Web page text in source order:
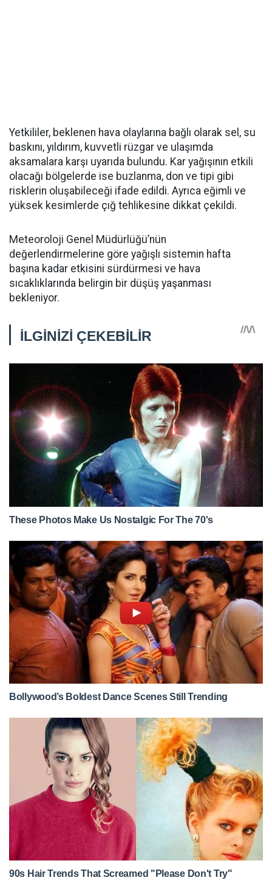
Yetkililer, beklenen hava olaylarına bağlı olarak sel, su
baskını, yıldırım, kuvvetli rüzgar ve ulaşımda
aksamalara karşı uyarıda bulundu. Kar yağışının etkili
olacağı bölgelerde ise buzlanma, don ve tipi gibi
risklerin oluşabileceği ifade edildi. Ayrıca eğimli ve
yüksek kesimlerde çığ tehlikesine dikkat çekildi.
Meteoroloji Genel Müdürlüğü’nün
değerlendirmelerine göre yağışlı sistemin hafta
başına kadar etkisini sürdürmesi ve hava
sıcaklıklarında belirgin bir düşüş yaşanması
bekleniyor.